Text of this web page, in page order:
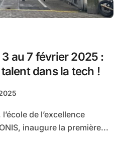
au 7 février 2025 :
dans la tech !
inaugure la première...